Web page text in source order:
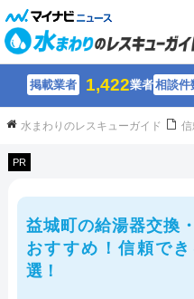
掲載業者 1,422業者相談件
水まわりのレスキューガイド
PR
益城町の給湯器交換
おすすめ！信頼で
選！